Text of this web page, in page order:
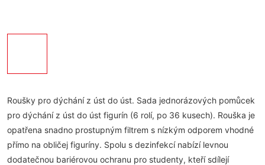
Roušky pro dýchání z úst do úst. Sada jednorázových pomůcek
pro dýchání z úst do úst figurín (6 rolí, po 36 kusech). Rouška je
opatřena snadno prostupným filtrem s nízkým odporem vhodné
přímo na obličej figuríny. Spolu s dezinfekcí nabízí levnou
dodatečnou bariérovou ochranu pro studenty, kteří sdílejí